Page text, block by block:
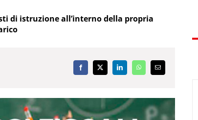
di istruzione all’interno della propria
Facebook
X LinkedInWhatsAppEmail